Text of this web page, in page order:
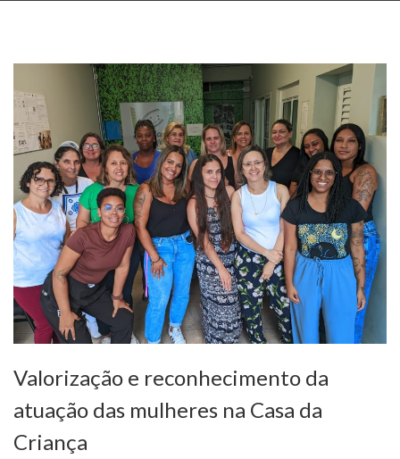
Valorização e reconhecimento da
atuação das mulheres na Casa da
Criança